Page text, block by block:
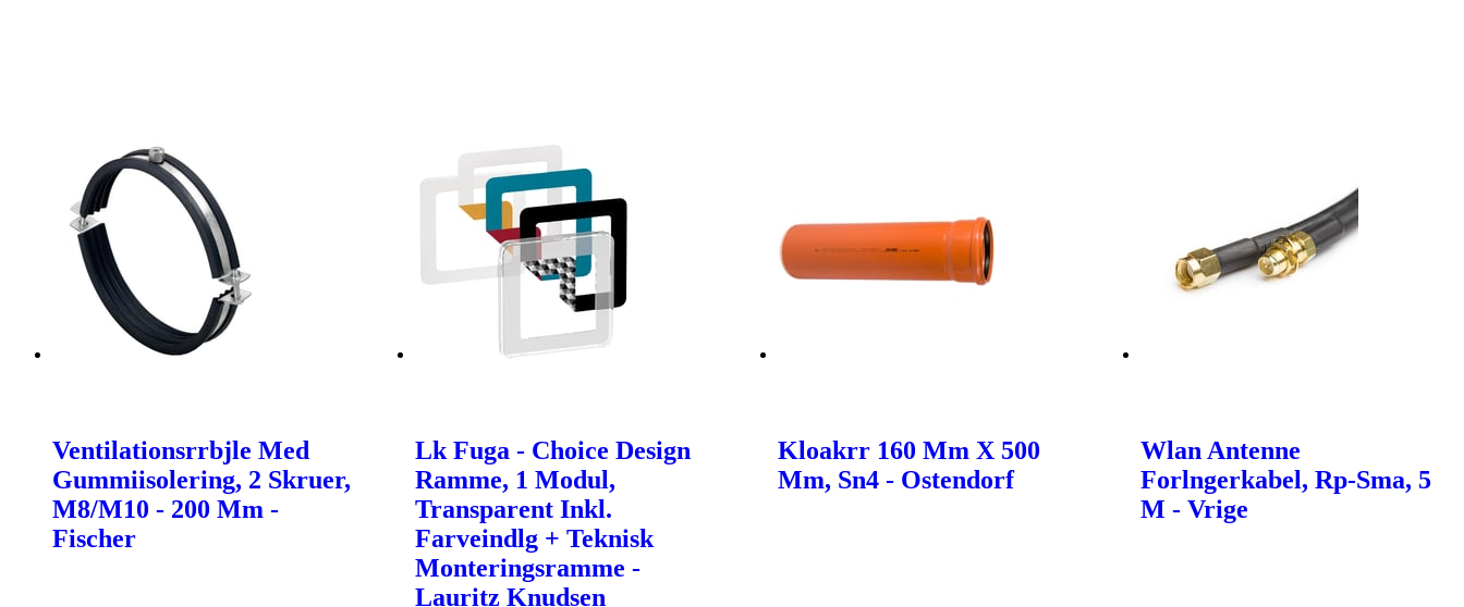
Ventilationsrrbjle Med
Gummiisolering, 2 Skruer,
M8/M10 - 200 Mm -
Fischer
Lk Fuga - Choice Design
Ramme, 1 Modul,
Transparent Inkl.
Farveindlg + Teknisk
Monteringsramme -
Lauritz Knudsen
Kloakrr 160 Mm X 500
Mm, Sn4 - Ostendorf
Wlan Antenne
Forlngerkabel, Rp-Sma, 5
M - Vrige